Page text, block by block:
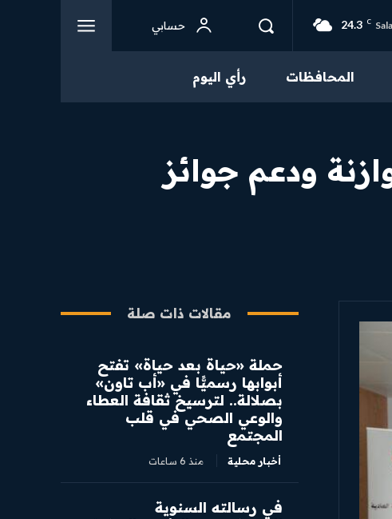
24.3 C حسابي
المحافظات رأي اليوم
ودعم جوائز
مقالات ذات صلة
​حملة «حياة بعد حياة» تفتح
أبوابها رسميًّا في «أب تاون»
بصلالة.. لترسيخ ثقافة العطاء
والوعي الصحي في قلب
المجتمع
أخبار محلية منذ 6 ساعات
في رسالته السنوية